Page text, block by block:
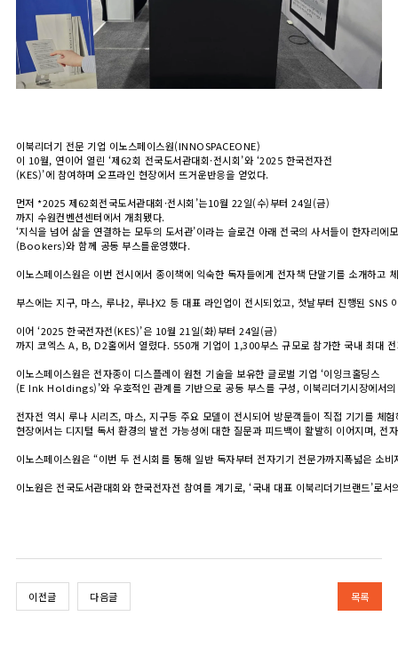
이북리더기 전문 기업 이노스페이스원(INNOSPACEONE)
이 10월, 연이어 열린 ‘제62회 전국도서관대회·전시회’와 ‘2025 한국전자전
(KES)’에 참여하며 오프라인 현장에서 뜨거운반응을 얻었다.
먼저 *2025 제62회전국도서관대회·전시회’는10월 22일(수)부터 24일(금)
까지 수원컨벤션센터에서 개최됐다.
‘지식을 넘어 삶을 연결하는 모두의 도서관’이라는 슬로건 아래 전국의 사서들이 한자리
(Bookers)와 함께 공동 부스를운영했다.
이노스페이스원은 이번 전시에서 종이책에 익숙한 독자들에게 전자책 단말기를 소개하
부스에는 지구, 마스, 루나2, 루나X2 등 대표 라인업이 전시되었고, 첫날부터 진행된
이어 ‘2025 한국전자전(KES)’은 10월 21일(화)부터 24일(금)
까지 코엑스 A, B, D2홀에서 열렸다. 550개 기업이 1,300부스 규모로 참가한 국내 최대
이노스페이스원은 전자종이 디스플레이 원천 기술을 보유한 글로벌 기업 ‘이잉크홀딩스
(E Ink Holdings)’와 우호적인 관계를 기반으로 공동 부스를 구성, 이북리더기시장에서
전자전 역시 루나 시리즈, 마스, 지구등 주요 모델이 전시되어 방문객들이 직접 기기를 체
현장에서는 디지털 독서 환경의 발전 가능성에 대한 질문과 피드백이 활발히 이어지며,
이노스페이스원은 “이번 두 전시회를 통해 일반 독자부터 전자기기 전문가까지폭넓은 소
이노원은 전국도서관대회와 한국전자전 참여를 계기로, ‘국내 대표 이북리더기브랜드’로
이전글 다음글 목록